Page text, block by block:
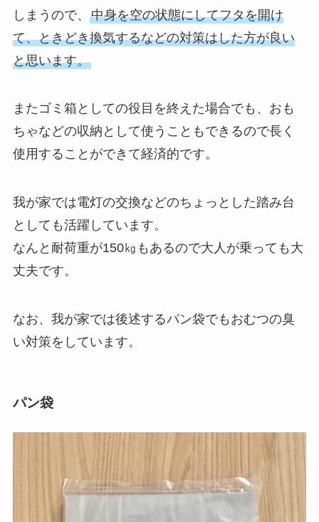
しまうので、 中身を空の状態にしてフタを開け
て、ときどき換気するなどの対策はした方が良い
と思います。
またゴミ箱としての役目を終えた場合でも、おも
ちゃなどの収納として使うこともできるので長く
使用することができて経済的です。
我が家では電灯の交換などのちょっとした踏み台
としても活躍しています。
なんと耐荷重が150㎏もあるので大人が乗っても大
丈夫です。
なお、我が家では後述するパン袋でもおむつの臭
い対策をしています。
パン袋